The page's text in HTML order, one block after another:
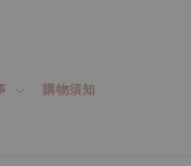
購物須知